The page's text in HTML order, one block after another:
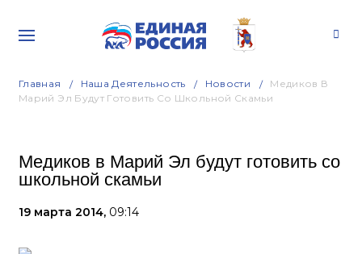
Главная Наша Деятельность Новости
Медиков В
Марий Эл Будут Готовить Со Школьной Скамьи
Медиков в Марий Эл будут готовить со
школьной скамьи
19 марта 2014, 09:14